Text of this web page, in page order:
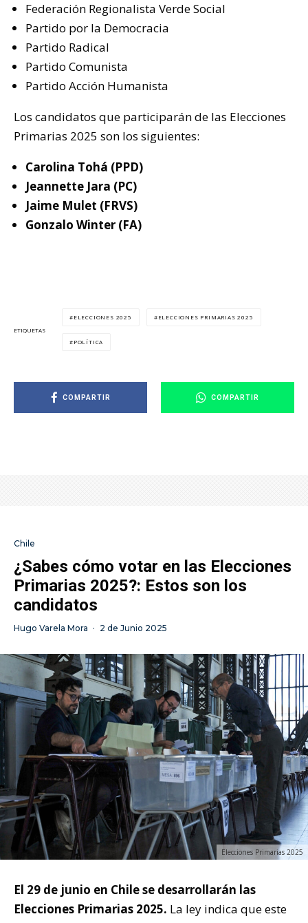
Federación Regionalista Verde Social
Partido por la Democracia
Partido Radical
Partido Comunista
Partido Acción Humanista
Los candidatos que participarán de las Elecciones
Primarias 2025 son los siguientes:
Carolina Tohá (PPD)
Jeannette Jara (PC)
Jaime Mulet (FRVS)
Gonzalo Winter (FA)
ETIQUETAS
ELECCIONES 2025 ELECCIONES PRIMARIAS 2025
POLÍTICA
COMPARTIR COMPARTIR
Chile
¿Sabes cómo votar en las Elecciones
Primarias 2025?: Estos son los
candidatos
Hugo Varela Mora · 2 de Junio 2025
Elecciones Primarias 2025
El 29 de junio en Chile se desarrollarán las
Elecciones Primarias 2025. La ley indica que este